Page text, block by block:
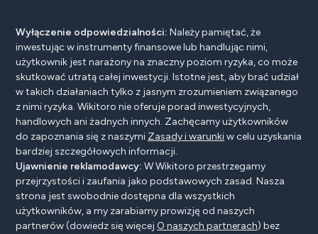
Wyłączenie odpowiedzialności: Należy pamiętać, że
inwestując w instrumenty finansowe lub handlując nimi,
użytkownik jest narażony na znaczny poziom ryzyka, co może
skutkować utratą całej inwestycji. Istotne jest, aby brać udział
w takich działaniach tylko z jasnym zrozumieniem związanego
z nimi ryzyka. Wikitoro nie oferuje porad inwestycyjnych,
handlowych ani żadnych innych. Zachęcamy użytkowników
do zapoznania się z naszymi Zasady i warunkiw celu uzyskania
bardziej szczegółowych informacji.
Ujawnienie reklamodawcy: W Wikitoro przestrzegamy
przejrzystości i zaufania jako podstawowych zasad. Nasza
strona jest swobodnie dostępna dla wszystkich
użytkowników, a my zarabiamy prowizję od naszych
partnerów (dowiedz się więcej O naszych partnerach) bez